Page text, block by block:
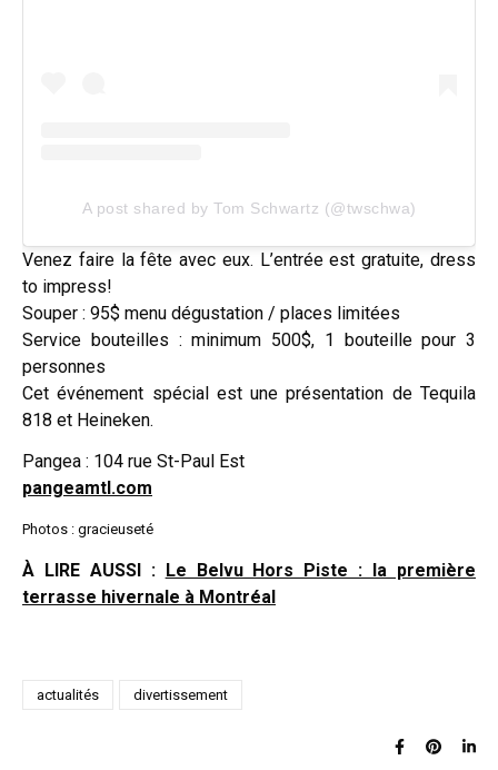
A post shared by Tom Schwartz (@twschwa)
Venez faire la fête avec eux. L’entrée est gratuite, dress
to impress!
Souper : 95$ menu dégustation / places limitées
Service bouteilles : minimum 500$, 1 bouteille pour 3
personnes
Cet événement spécial est une présentation de Tequila
818 et Heineken.
Pangea : 104 rue St-Paul Est
pangeamtl.com
Photos : gracieuseté
À LIRE AUSSI : Le Belvu Hors Piste : la première
terrasse hivernale à Montréal
actualités divertissement